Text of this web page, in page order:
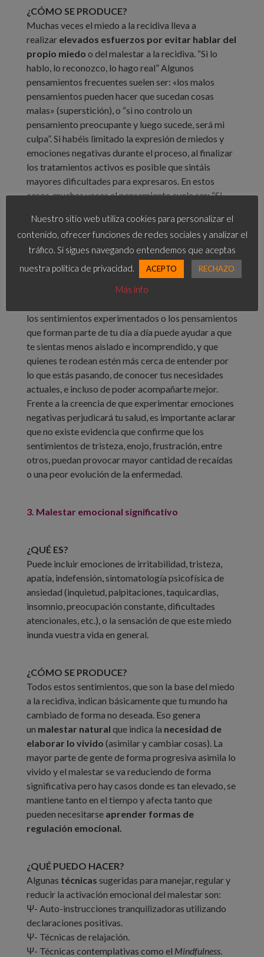
¿CÓMO SE PRODUCE?
Muchas veces el miedo a la recidiva lleva a
realizar elevados esfuerzos por evitar hablar del
propio miedo o del malestar a la recidiva. “Si lo
hablo, lo reconozco, lo hago real” Algunos
pensamientos frecuentes suelen ser: «los malos
pensamientos pueden hacer que sucedan cosas
malas» (superstición), o “si no controlo un
pensamiento preocupante y luego sucede, será mi
culpa”. Si habéis limitado la expresión de miedos y
emociones negativas durante el proceso, al finalizar
los tratamientos activos es posible que sintáis
mayores dificultades para expresaros. En estos
casos, muchas veces el pensamiento suele ser: “Si
bien y que todos vuelven a la normalidad, menos me
podrán entender. Me dirán que me centre en lo
bueno, que ya todo ha pasado.”
¿QUÉ PUEDO HACER?
los sentimientos experimentados o los pensamientos
que forman parte de tu día a día puede ayudar a que
te sientas menos aislado e incomprendido, y que
quienes te rodean estén más cerca de entender por
lo que estás pasando, de conocer tus necesidades
actuales, e incluso de poder acompañarte mejor.
Frente a la creencia de que experimentar emociones
negativas perjudicará tu salud, es importante aclarar
que no existe evidencia que confirme que los
sentimientos de tristeza, enojo, frustración, entre
otros, puedan provocar mayor cantidad de recaídas
o una peor evolución de la enfermedad.
3. Malestar emocional significativo
¿QUÉ ES?
Puede incluir emociones de irritabilidad, tristeza,
apatía, indefensión, sintomatología psicofísica de
ansiedad (inquietud, palpitaciones, taquicardias,
insomnio, preocupación constante, dificultades
atencionales, etc.), o la sensación de que este miedo
inunda vuestra vida en general.
¿CÓMO SE PRODUCE?
Todos estos sentimientos, que son la base del miedo
a la recidiva, indican básicamente que tu mundo ha
cambiado de forma no deseada. Eso genera
un malestar natural que indica la necesidad de
elaborar lo vivido (asimilar y cambiar cosas). La
mayor parte de gente de forma progresiva asimila lo
vivido y el malestar se va reduciendo de forma
significativa pero hay casos donde es tan elevado, se
mantiene tanto en el tiempo y afecta tanto que
pueden necesitarse aprender formas de
regulación emocional.
¿QUÉ PUEDO HACER?
Algunas técnicas sugeridas para manejar, regular y
reducir la activación emocional del malestar son:
Ψ- Auto-instrucciones tranquilizadoras utilizando
declaraciones positivas.
Ψ- Técnicas de relajación.
Ψ- Técnicas contemplativas como el Mindfulness.
Nuestro sitio web utiliza cookies para personalizar el
contenido, ofrecer funciones de redes sociales y analizar el
tráfico. Si sigues navegando entendemos que aceptas
nuestra política de privacidad.
ACEPTO RECHAZO
Más info